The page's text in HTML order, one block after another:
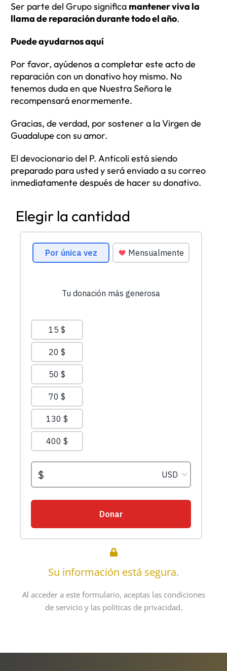
Ser parte del Grupo significa mantener viva la
llama de reparación durante todo el año.
Puede ayudarnos aquí
Por favor, ayúdenos a completar este acto de
reparación con un donativo hoy mismo. No
tenemos duda en que Nuestra Señora le
recompensará enormemente.
Gracias, de verdad, por sostener a la Virgen de
Guadalupe con su amor.
El devocionario del P. Anticoli está siendo
preparado para usted y será enviado a su correo
inmediatamente después de hacer su donativo.
Elegir la cantidad
Su información está segura.
Al acceder a este formulario, aceptas las condiciones
de servicio y las políticas de privacidad.